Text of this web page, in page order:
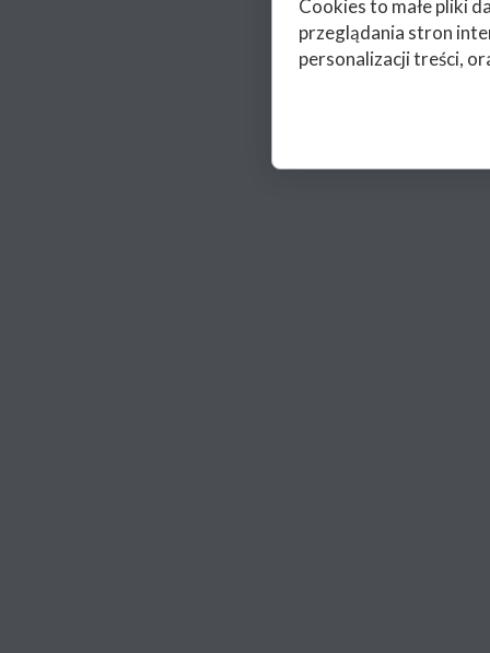
Cookies to małe pliki
przeglądania stron
personalizacji treści,